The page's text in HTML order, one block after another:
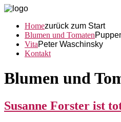
Homezurück zum Start
Blumen und Tomaten
VitaPeter Waschinsky
Kontakt
Blumen und
Susanne Forster ist